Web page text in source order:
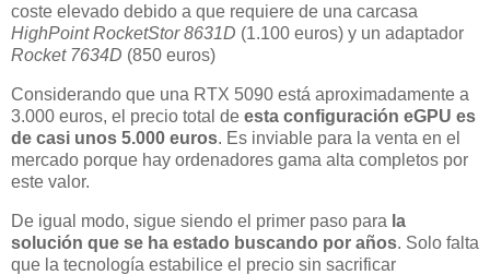
coste elevado debido a que requiere de una carcasa
HighPoint RocketStor 8631D (1.100 euros) y un adaptador
Rocket 7634D (850 euros)
Considerando que una RTX 5090 está aproximadamente a
3.000 euros, el precio total de esta configuración eGPU es
de casi unos 5.000 euros. Es inviable para la venta en el
mercado porque hay ordenadores gama alta completos por
este valor.
De igual modo, sigue siendo el primer paso para la
solución que se ha estado buscando por años. Solo falta
que la tecnología estabilice el precio sin sacrificar